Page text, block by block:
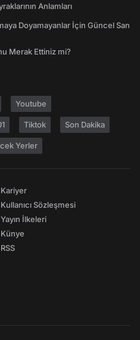
Anlamları
Doyamayanlar İçin Güncel San
Merak Ettiniz mi?
Youtube
Tiktok Son Dakika
Yerler
Kariyer
Kullanıcı Sözleşmesi
Yayın İlkeleri
Künye
RSS